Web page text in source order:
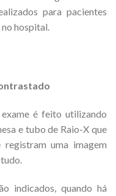
para pacientes
hospital.
é feito utilizando
e tubo de Raio-X que
uma imagem
indicados, quando há